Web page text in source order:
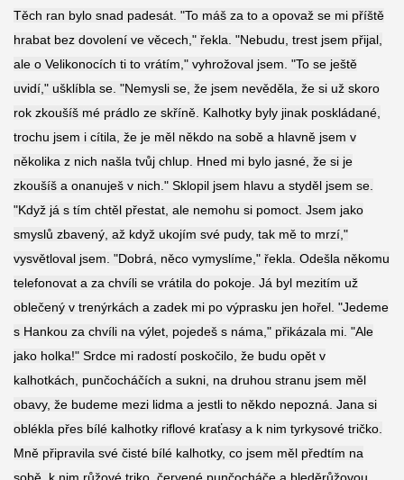
Těch ran bylo snad padesát. "To máš za to a opovaž se mi příště
hrabat bez dovolení ve věcech," řekla. "Nebudu, trest jsem přijal,
ale o Velikonocích ti to vrátím," vyhrožoval jsem. "To se ještě
uvidí," ušklíbla se. "Nemysli se, že jsem nevěděla, že si už skoro
rok zkoušíš mé prádlo ze skříně. Kalhotky byly jinak poskládané,
trochu jsem i cítila, že je měl někdo na sobě a hlavně jsem v
několika z nich našla tvůj chlup. Hned mi bylo jasné, že si je
zkoušíš a onanuješ v nich." Sklopil jsem hlavu a styděl jsem se.
"Když já s tím chtěl přestat, ale nemohu si pomoct. Jsem jako
smyslů zbavený, až když ukojím své pudy, tak mě to mrzí,"
vysvětloval jsem. "Dobrá, něco vymyslíme," řekla. Odešla někomu
telefonovat a za chvíli se vrátila do pokoje. Já byl mezitím už
oblečený v trenýrkách a zadek mi po výprasku jen hořel. "Jedeme
s Hankou za chvíli na výlet, pojedeš s náma," přikázala mi. "Ale
jako holka!" Srdce mi radostí poskočilo, že budu opět v
kalhotkách, punčocháčích a sukni, na druhou stranu jsem měl
obavy, že budeme mezi lidma a jestli to někdo nepozná. Jana si
oblékla přes bílé kalhotky riflové kraťasy a k nim tyrkysové tričko.
Mně připravila své čisté bílé kalhotky, co jsem měl předtím na